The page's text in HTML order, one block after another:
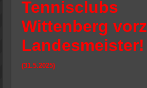
Tennisclubs
Wittenberg
Landesmeister!
(31.5.2025)